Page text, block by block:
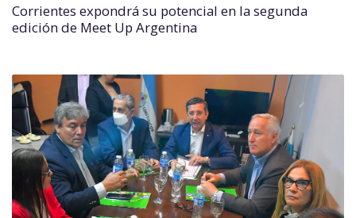
Corrientes expondrá su potencial en la segunda
edición de Meet Up Argentina